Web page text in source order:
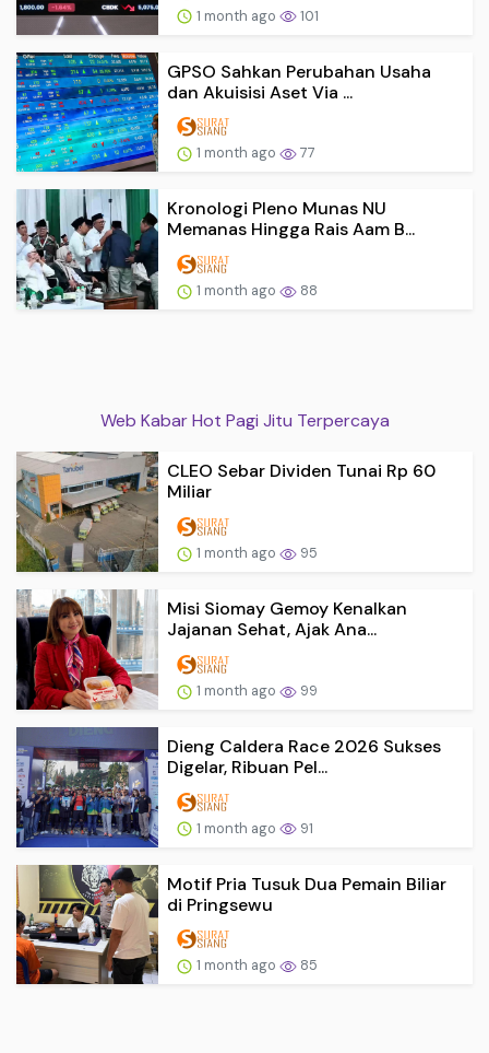
1 month ago 101
GPSO Sahkan Perubahan Usaha
dan Akuisisi Aset Via ...
1 month ago 77
Kronologi Pleno Munas NU
Memanas Hingga Rais Aam B...
1 month ago 88
Web Kabar Hot Pagi Jitu Terpercaya
CLEO Sebar Dividen Tunai Rp 60
Miliar
1 month ago 95
Misi Siomay Gemoy Kenalkan
Jajanan Sehat, Ajak Ana...
1 month ago 99
Dieng Caldera Race 2026 Sukses
Digelar, Ribuan Pel...
1 month ago 91
Motif Pria Tusuk Dua Pemain Biliar
di Pringsewu
1 month ago 85